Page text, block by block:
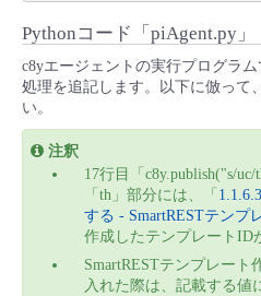
- Flexible Remote Access
- vUTM2
Pythonコード「piAgent.py」
c8yエージェントの実行プログラ
処理を追記します。以下に倣って
い。
注釈
17行目「c8y.publish("s/
「th」部分には、「
する - SmartRESTテンプ
作成したテンプレートID
SmartRESTテンプレート
入れた際は、記載する値